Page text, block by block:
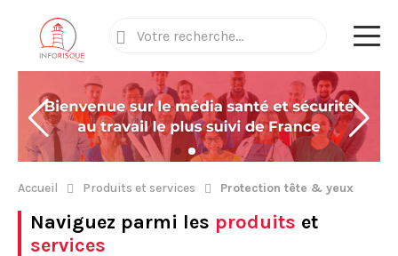
Accueil Produits et services Protection tête & yeux
Naviguez parmi les produits et
services